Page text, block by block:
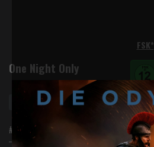
FSK*
One Night Only
Vorverkauf Ladies Night
#Komödie #Romantik